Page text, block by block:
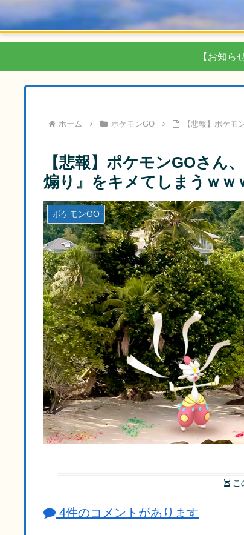
【お知ら
ホーム ポケモンGO 【悲報】ポケ
【悲報】ポケモンGOさん
煽り』をキメてしまうｗｗ
ポケモンGO
こ
4件のコメントがあります